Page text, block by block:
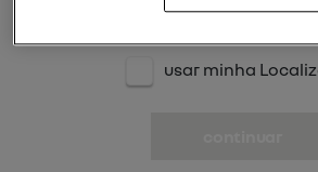
usar minha